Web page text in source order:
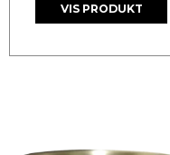
VIS PRODUKT